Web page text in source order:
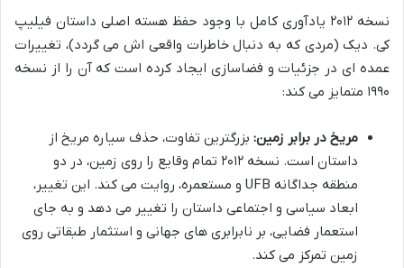
نسخه ۲۰۱۲ یادآوری کامل با وجود حفظ هسته اصلی داستان فیلیپ
کی. دیک (مردی که به دنبال خاطرات واقعی اش می گردد)، تغییرات
عمده ای در جزئیات و فضاسازی ایجاد کرده است که آن را از نسخه
۱۹۹۰ متمایز می کند:
مریخ در برابر زمین: بزرگترین تفاوت، حذف سیاره مریخ از
داستان است. نسخه ۲۰۱۲ تمام وقایع را روی زمین، در دو
منطقه جداگانه UFB و مستعمره، روایت می کند. این تغییر،
ابعاد سیاسی و اجتماعی داستان را تغییر می دهد و به جای
استعمار فضایی، بر نابرابری های جهانی و استثمار طبقاتی روی
زمین تمرکز می کند.